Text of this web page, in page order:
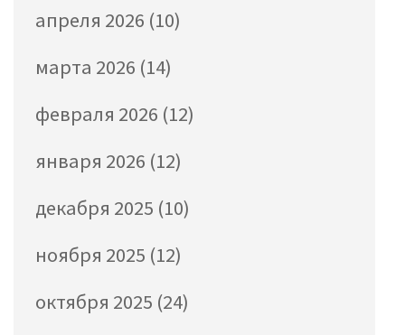
апреля 2026 (10)
марта 2026 (14)
февраля 2026 (12)
января 2026 (12)
декабря 2025 (10)
ноября 2025 (12)
октября 2025 (24)